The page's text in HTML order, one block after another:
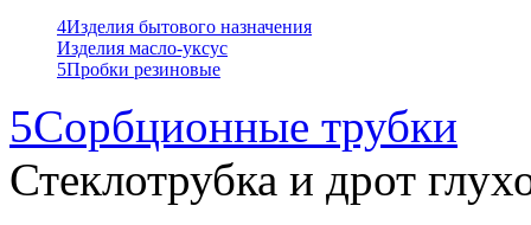
4Изделия бытового назначения
Изделия масло-уксус
5Пробки резиновые
5Сорбционные трубки
Стеклотрубка и дрот